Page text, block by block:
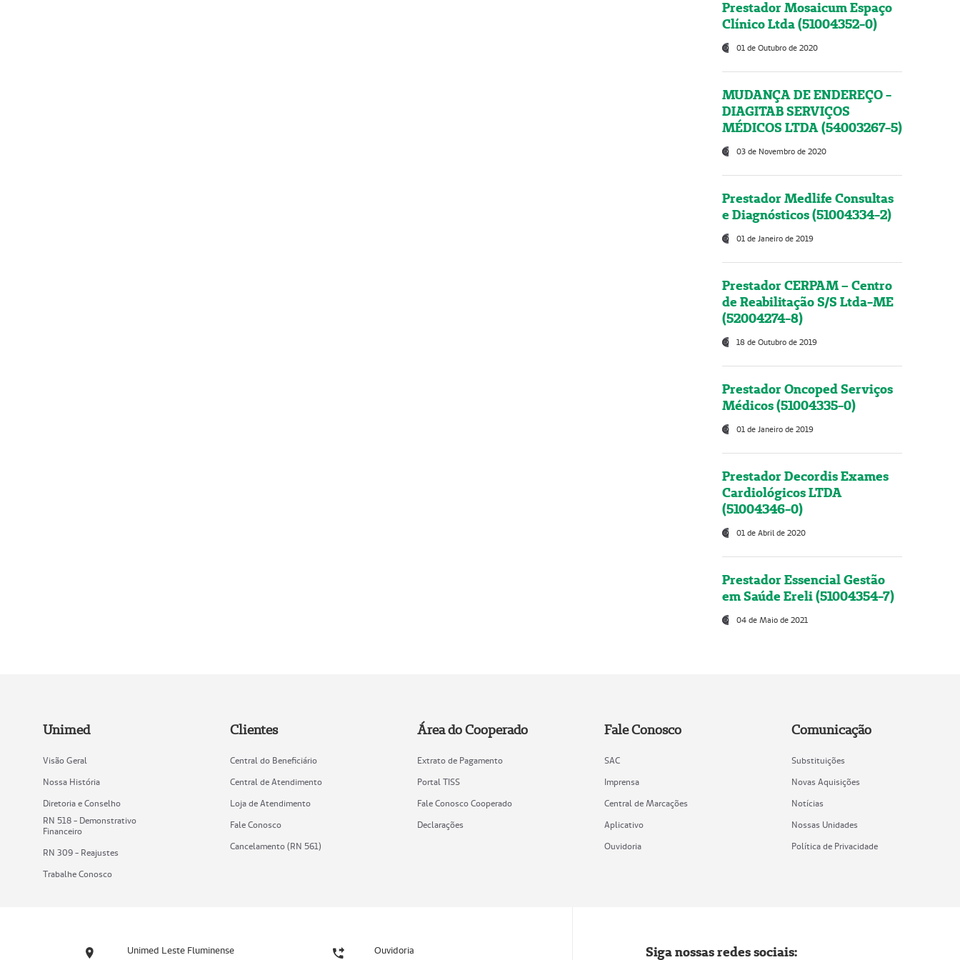
Prestador Mosaicum Espaço
Clínico Ltda (51004352-0)
01 de Outubro de 2020
MUDANÇA DE ENDEREÇO -
DIAGITAB SERVIÇOS
MÉDICOS LTDA (54003267-5)
03 de Novembro de 2020
Prestador Medlife Consultas
e Diagnósticos (51004334-2)
01 de Janeiro de 2019
Prestador CERPAM – Centro
de Reabilitação S/S Ltda-ME
(52004274-8)
18 de Outubro de 2019
Prestador Oncoped Serviços
Médicos (51004335-0)
01 de Janeiro de 2019
Prestador Decordis Exames
Cardiológicos LTDA
(51004346-0)
01 de Abril de 2020
Prestador Essencial Gestão
em Saúde Ereli (51004354-7)
04 de Maio de 2021
Unimed
Visão Geral
Nossa História
Diretoria e Conselho
RN 518 - Demonstrativo
Financeiro
RN 309 - Reajustes
Trabalhe Conosco
Clientes
Central do Beneficiário
Central de Atendimento
Loja de Atendimento
Fale Conosco
Cancelamento (RN 561)
Área do Cooperado
Extrato de Pagamento
Portal TISS
Fale Conosco Cooperado
Declarações
Fale Conosco
SAC
Imprensa
Central de Marcações
Aplicativo
Ouvidoria
Comunicação
Substituições
Novas Aquisições
Notícias
Nossas Unidades
Política de Privacidade
Unimed Leste Fluminense Ouvidoria Siga nossas redes sociais: